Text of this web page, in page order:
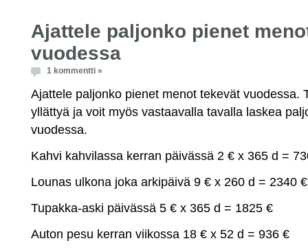
Ajattele paljonko pienet
vuodessa
1 kommentti »
Ajattele paljonko pienet menot tekevät vuodessa.
yllättyä ja voit myös vastaavalla tavalla laskea
vuodessa.
Kahvi kahvilassa kerran päivässä 2 € x 365 d =
Lounas ulkona joka arkipäivä 9 € x 260 d = 2340 €
Tupakka-aski päivässä 5 € x 365 d = 1825 €
Auton pesu kerran viikossa 18 € x 52 d = 936 €